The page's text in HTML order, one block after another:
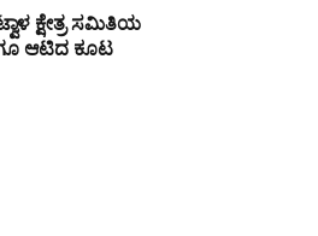
ಕ್ಷೇತ್ರ ಸಮಿತಿಯ
ಆಟಿದ ಕೂಟ